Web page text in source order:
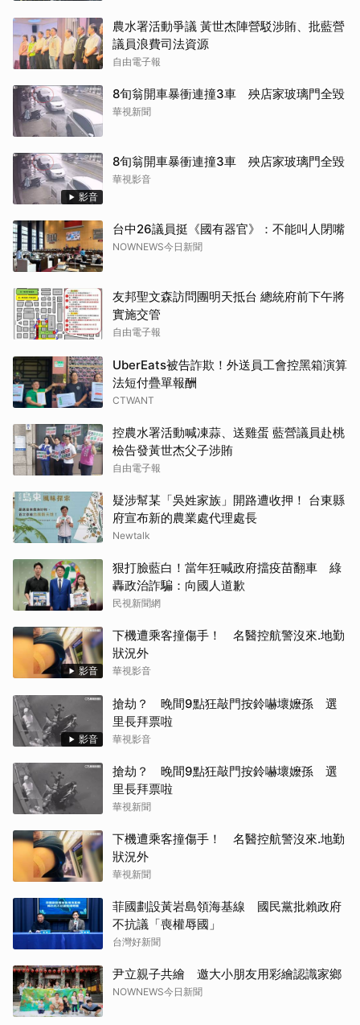
農水署活動爭議 黃世杰陣營駁涉賄、批藍營
議員浪費司法資源
自由電子報
8旬翁開車暴衝連撞3車 殃店家玻璃門全毀
華視新聞
影音
8旬翁開車暴衝連撞3車 殃店家玻璃門全毀
華視影音
台中26議員挺《國有器官》：不能叫人閉嘴
NOWNEWS今日新聞
友邦聖文森訪問團明天抵台 總統府前下午將
實施交管
自由電子報
UberEats被告詐欺！外送員工會控黑箱演算
法短付疊單報酬
CTWANT
控農水署活動喊凍蒜、送雞蛋 藍營議員赴桃
檢告發黃世杰父子涉賄
自由電子報
疑涉幫某「吳姓家族」開路遭收押！ 台東縣
府宣布新的農業處代理處長
Newtalk
狠打臉藍白！當年狂喊政府擋疫苗翻車 綠
轟政治詐騙：向國人道歉
民視新聞網
影音
下機遭乘客撞傷手！ 名醫控航警沒來.地勤
狀況外
華視影音
影音
搶劫？ 晚間9點狂敲門按鈴嚇壞嬤孫 選
里長拜票啦
華視影音
搶劫？ 晚間9點狂敲門按鈴嚇壞嬤孫 選
里長拜票啦
華視新聞
下機遭乘客撞傷手！ 名醫控航警沒來.地勤
狀況外
華視新聞
菲國劃設黃岩島領海基線 國民黨批賴政府
不抗議「喪權辱國」
台灣好新聞
尹立親子共繪 邀大小朋友用彩繪認識家鄉
NOWNEWS今日新聞